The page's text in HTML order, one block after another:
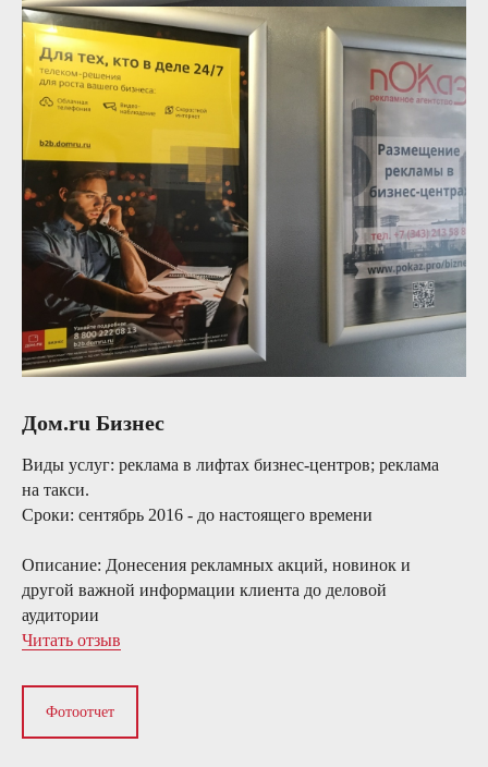
Дом.ru Бизнес
Виды услуг: реклама в лифтах бизнес-центров; реклама
на такси.
Сроки: сентябрь 2016 - до настоящего времени
Описание: Донесения рекламных акций, новинок и
другой важной информации клиента до деловой
аудитории
Читать отзыв
Фотоотчет